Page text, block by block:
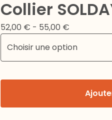
Collier
52,00 € - 55,00 €